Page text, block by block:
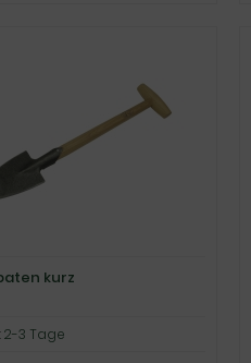
kurz
2-3 Tage